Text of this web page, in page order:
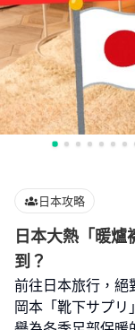
日本攻略
日本大熱「暖爐
到？
前往日本旅行，
岡本「靴下サプ